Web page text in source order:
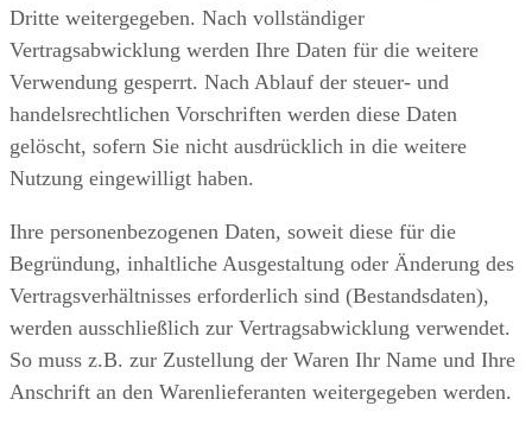
Dritte weitergegeben. Nach vollständiger
Vertragsabwicklung werden Ihre Daten für die weitere
Verwendung gesperrt. Nach Ablauf der steuer- und
handelsrechtlichen Vorschriften werden diese Daten
gelöscht, sofern Sie nicht ausdrücklich in die weitere
Nutzung eingewilligt haben.
Ihre personenbezogenen Daten, soweit diese für die
Begründung, inhaltliche Ausgestaltung oder Änderung des
Vertragsverhältnisses erforderlich sind (Bestandsdaten),
werden ausschließlich zur Vertragsabwicklung verwendet.
So muss z.B. zur Zustellung der Waren Ihr Name und Ihre
Anschrift an den Warenlieferanten weitergegeben werden.